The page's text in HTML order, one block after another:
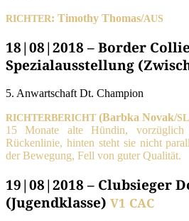
RICHTER: Timo­thy Thomas/AUS
18|08|2018 – Border Collie
Spezialausstellung
5. Anwart­schaft Dt. Champion
RICHTERBERICHT (Barb­ka Novak/
15 Mona­te alte Hün­din, vor­züg­lich
Rücken­li­nie, hin­ten steht sie nicht
der Bewe­gung, Fell von guter Qualität.
19|08|2018 – Clubsieger
(Jugendklasse) V1 CAC